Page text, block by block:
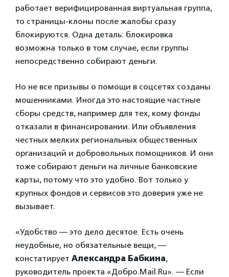
работает верифицированная виртуальная группа,
то страницы-клоны после жалобы сразу
блокируются. Одна деталь: блокировка
возможна только в том случае, если группы
непосредственно собирают деньги.
Но не все призывы о помощи в соцсетях созданы
мошенниками. Иногда это настоящие частные
сборы средств, например для тех, кому фонды
отказали в финансировании. Или объявления
честных мелких региональных общественных
организаций и добровольных помощников. И они
тоже собирают деньги на личные банковские
карты, потому что это удобно. Вот только у
крупных фондов и сервисов это доверия уже не
вызывает.
«Удобство — это дело десятое. Есть очень
неудобные, но обязательные вещи, —
констатирует Александра Бабкина,
руководитель проекта «Добро.Mail.Ru». — Если